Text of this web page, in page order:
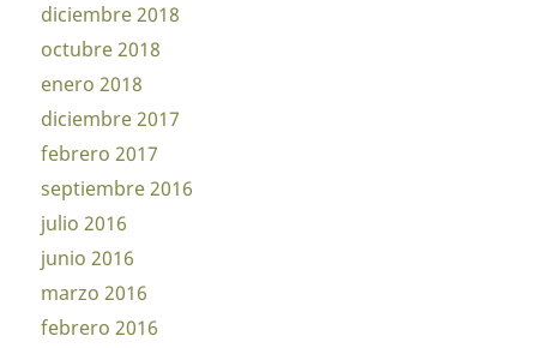
diciembre 2018
octubre 2018
enero 2018
diciembre 2017
febrero 2017
septiembre 2016
julio 2016
junio 2016
marzo 2016
febrero 2016